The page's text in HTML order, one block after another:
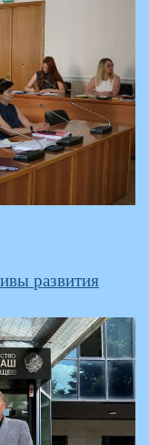
развития